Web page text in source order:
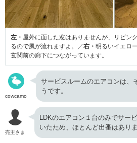
左・ 屋外に面した窓はありませんが、リビン
るので風が流れますよ。／右・ 明るいイエロ
玄関前の廊下につながっています。
cowcamo
サービスルームのエアコンは、
うです。
売主さま
LDKのエアコン１台のみでサー
いたため、ほとんど出番はあり